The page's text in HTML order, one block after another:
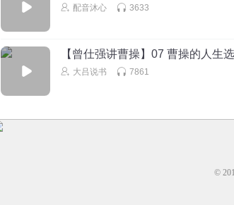
配音沐心 3633
【曾仕强讲曹操】07 曹操的人生
大吕说书 7861
©